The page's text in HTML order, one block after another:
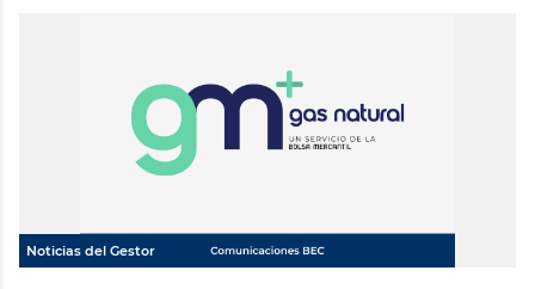
Noticias del Gestor